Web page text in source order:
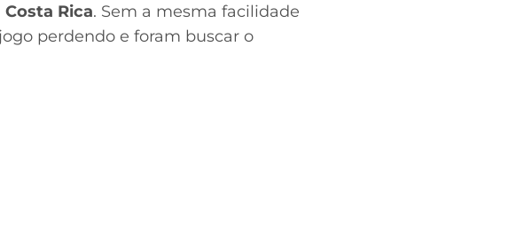
Costa Rica. Sem a mesma facilidade
perdendo e foram buscar o